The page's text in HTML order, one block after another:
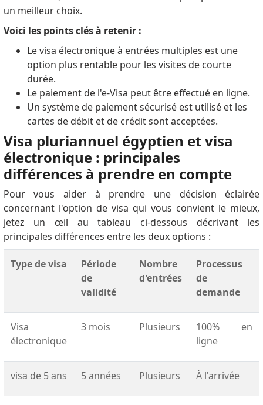
un meilleur choix.
Voici les points clés à retenir :
Le visa électronique à entrées multiples est une
option plus rentable pour les visites de courte
durée.
Le paiement de l'e-Visa peut être effectué en ligne.
Un système de paiement sécurisé est utilisé et les
cartes de débit et de crédit sont acceptées.
Visa pluriannuel égyptien et visa
électronique : principales
différences à prendre en compte
Pour vous aider à prendre une décision éclairée
concernant l'option de visa qui vous convient le mieux,
jetez un œil au tableau ci-dessous décrivant les
principales différences entre les deux options :
Type de visa
Période
de
validité
Nombre
d'entrées
Processus
de
demande
Visa
électronique
3 mois Plusieurs
100% en
ligne
visa de 5 ans 5 années Plusieurs À l'arrivée